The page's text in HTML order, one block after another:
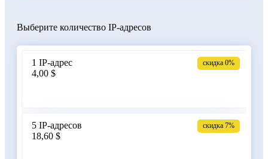
Выберите количество IP-адресов
1 IP-адрес
4,00 $
скидка 0%
5 IP-адресов
18,60 $
скидка 7%